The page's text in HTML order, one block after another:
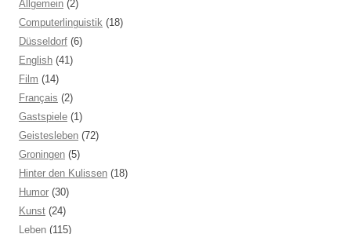
Allgemein (2)
Computerlinguistik (18)
Düsseldorf (6)
English (41)
Film (14)
Français (2)
Gastspiele (1)
Geistesleben (72)
Groningen (5)
Hinter den Kulissen (18)
Humor (30)
Kunst (24)
Leben (115)